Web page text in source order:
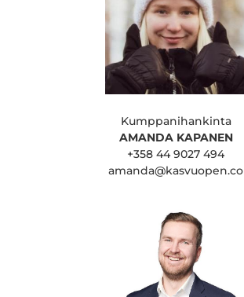
Kumppanihankinta
AMANDA KAPANEN
+358 44 9027 494
amanda@kasvuopen.co